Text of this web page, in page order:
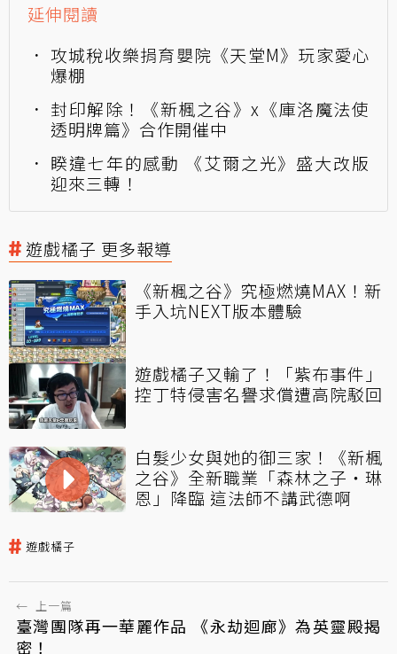
延伸閱讀
攻城稅收樂捐育嬰院《天堂M》玩家愛心
爆棚
封印解除！《新楓之谷》x《庫洛魔法使
透明牌篇》合作開催中
睽違七年的感動 《艾爾之光》盛大改版
迎來三轉！
遊戲橘子 更多報導
《新楓之谷》究極燃燒MAX！新
手入坑NEXT版本體驗
遊戲橘子又輸了！「紫布事件」
控丁特侵害名譽求償遭高院駁回
白髮少女與她的御三家！《新楓
之谷》全新職業「森林之子‧琳
恩」降臨 這法師不講武德啊
遊戲橘子
← 上一篇
臺灣團隊再一華麗作品 《永劫迴廊》為英靈殿揭
密！